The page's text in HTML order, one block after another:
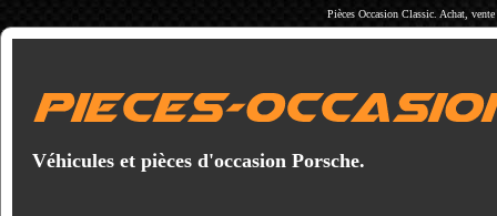
Pièces Occasion Classic. Achat,
Véhicules et pièces d'occasion Porsche.